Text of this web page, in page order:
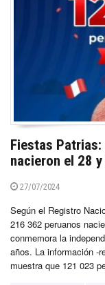
Fiestas
nacieron el 28
27/07/2024
Según el Registro
216 362 peruanos
conmemora la
años. La información -
muestra que 121 023